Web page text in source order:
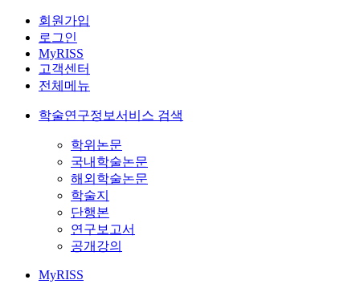
회원가입
로그인
MyRISS
고객센터
전체메뉴
학술연구정보서비스 검색
학위논문
국내학술논문
해외학술논문
학술지
단행본
연구보고서
공개강의
MyRISS